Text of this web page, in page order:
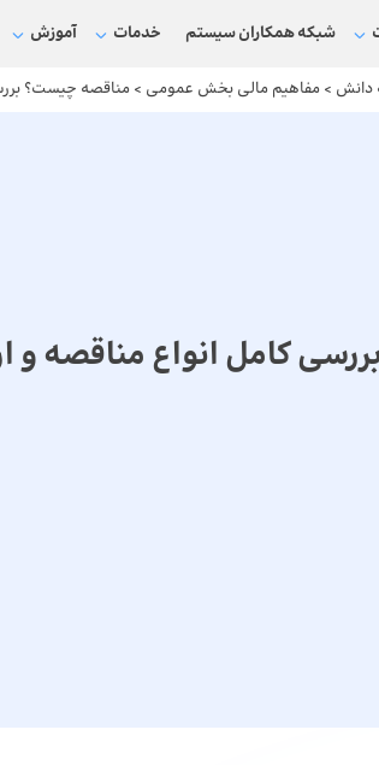
شبکه‌ همکاران سیستم خدمات آموزش
دانش > مفاهیم مالی بخش عمومی > مناقصه چیست؟
کامل انواع مناقصه و